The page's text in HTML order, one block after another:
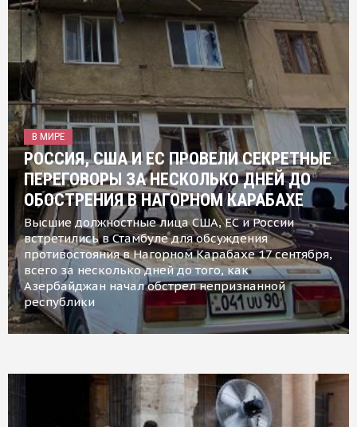
В МИРЕ
РОССИЯ, США И ЕС ПРОВЕЛИ СЕКРЕТНЫЕ
ПЕРЕГОВОРЫ ЗА НЕСКОЛЬКО ДНЕЙ ДО
ОБОСТРЕНИЯ В НАГОРНОМ КАРАБАХЕ
Высшие должностные лица США, ЕС и России
встретились в Стамбуле для обсуждения
противостояния в Нагорном Карабахе 17 сентября,
всего за несколько дней до того, как
Азербайджан начал обстрел непризнанной
республики